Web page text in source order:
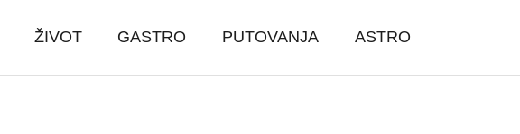
ŽIVOT GASTRO PUTOVANJA ASTRO